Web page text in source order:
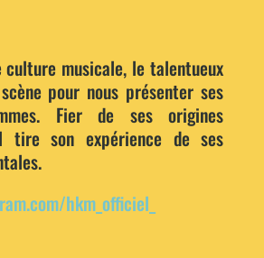
culture musicale, le talentueux
pour nous présenter ses
Fier de ses origines
tire son expérience de ses
hkm_officiel_